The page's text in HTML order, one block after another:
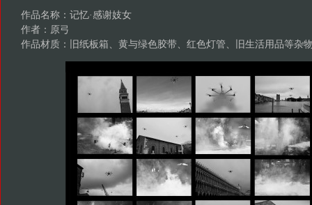
作品名称：记忆·感谢妓女
作者：原弓
作品材质：旧纸板箱、黄与绿色胶带、红色灯管、旧生活用品等杂